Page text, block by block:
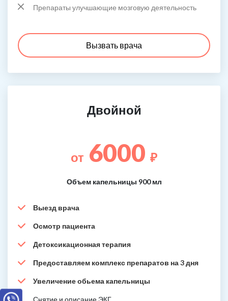
Препараты улучшающие мозговую деятельность
Вызвать врача
Двойной
от 6000 ₽
Объем капельницы 900 мл
Выезд врача
Осмотр пациента
Детоксикационная терапия
Предоставляем комплекс препаратов на 3 дня
Увеличение обьема капельницы
Снятие и описание ЭКГ